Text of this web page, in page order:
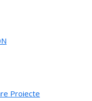
Proiecte